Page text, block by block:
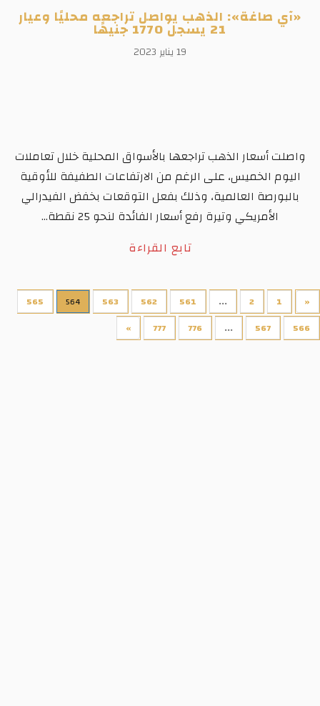
«آي صاغة»: الذهب يواصل تراجعه محليًا وعيار
21 يسجل 1770 جنيهًا
19 يناير 2023
واصلت أسعار الذهب تراجعها بالأسواق المحلية خلال تعاملات
اليوم الخميس، على الرغم من الارتفاعات الطفيفة للأوقية
بالبورصة العالمية، وذلك بفعل التوقعات بخفض الفيدرالي
الأمريكي وتيرة رفع أسعار الفائدة لنحو 25 نقطة...
تابع القراءة
«
1
2
...
561
562
563
564
565
566
567
...
776
777
»